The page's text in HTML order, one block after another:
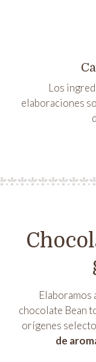
Los
elaboraciones
chocolate Bean
orígenes
de